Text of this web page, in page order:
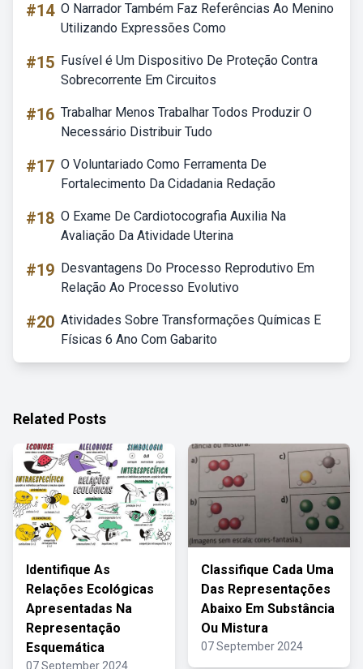
#14 O Narrador Também Faz Referências Ao Menino
Utilizando Expressões Como
#15 Fusível é Um Dispositivo De Proteção Contra
Sobrecorrente Em Circuitos
#16 Trabalhar Menos Trabalhar Todos Produzir O
Necessário Distribuir Tudo
#17 O Voluntariado Como Ferramenta De
Fortalecimento Da Cidadania Redação
#18 O Exame De Cardiotocografia Auxilia Na
Avaliação Da Atividade Uterina
#19 Desvantagens Do Processo Reprodutivo Em
Relação Ao Processo Evolutivo
#20 Atividades Sobre Transformações Químicas E
Físicas 6 Ano Com Gabarito
Related Posts
Identifique As
Relações Ecológicas
Apresentadas Na
Representação
Esquemática
07 September 2024
Classifique Cada Uma
Das Representações
Abaixo Em Substância
Ou Mistura
07 September 2024